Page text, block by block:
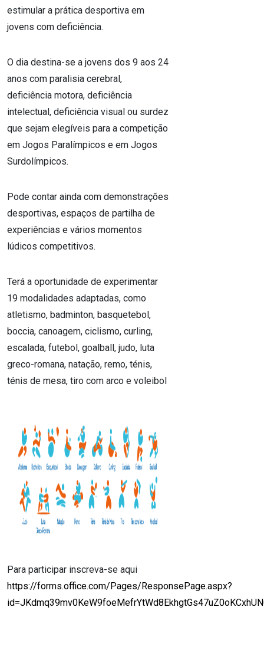
estimular a prática desportiva em
jovens com deficiência.
O dia destina-se a jovens dos 9 aos 24
anos com paralisia cerebral,
deficiência motora, deficiência
intelectual, deficiência visual ou surdez
que sejam elegíveis para a competição
em Jogos Paralímpicos e em Jogos
Surdolímpicos.
Pode contar ainda com demonstrações
desportivas, espaços de partilha de
experiências e vários momentos
lúdicos competitivos.
Terá a oportunidade de experimentar
19 modalidades adaptadas, como
atletismo, badminton, basquetebol,
boccia, canoagem, ciclismo, curling,
escalada, futebol, goalball, judo, luta
greco-romana, natação, remo, ténis,
ténis de mesa, tiro com arco e voleibol
Para participar inscreva-se aqui
https://forms.office.com/Pages/ResponsePage.aspx?